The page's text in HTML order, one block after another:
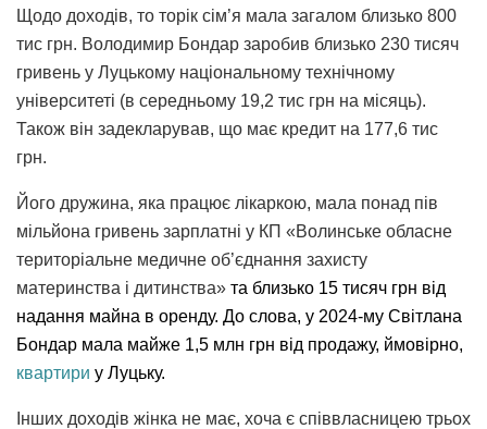
Щодо доходів, то торік сім’я мала загалом близько 800
тис грн. Володимир Бондар заробив близько 230 тисяч
гривень у Луцькому національному технічному
університеті (в середньому 19,2 тис грн на місяць).
Також він задекларував, що має кредит на 177,6 тис
грн.
Його дружина, яка працює лікаркою, мала понад пів
мільйона гривень зарплатні у КП «Волинське обласне
територіальне медичне об’єднання захисту
материнства і дитинства» та близько 15 тисяч грн від
надання майна в оренду. До слова, у 2024-му Світлана
Бондар мала майже 1,5 млн грн від продажу, ймовірно,
квартири у Луцьку.
Інших доходів жінка не має, хоча є співвласницею трьох